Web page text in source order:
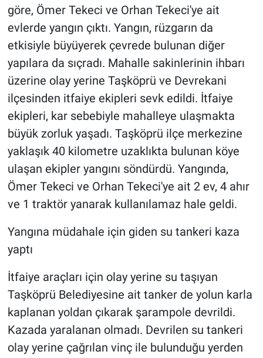
göre, Ömer Tekeci ve Orhan Tekeci'ye ait
evlerde yangın çıktı. Yangın, rüzgarın da
etkisiyle büyüyerek çevrede bulunan diğer
yapılara da sıçradı. Mahalle sakinlerinin ihbarı
üzerine olay yerine Taşköprü ve Devrekani
ilçesinden itfaiye ekipleri sevk edildi. İtfaiye
ekipleri, kar sebebiyle mahalleye ulaşmakta
büyük zorluk yaşadı. Taşköprü ilçe merkezine
yaklaşık 40 kilometre uzaklıkta bulunan köye
ulaşan ekipler yangını söndürdü. Yangında,
Ömer Tekeci ve Orhan Tekeci'ye ait 2 ev, 4 ahır
ve 1 traktör yanarak kullanılamaz hale geldi.
Yangına müdahale için giden su tankeri kaza
yaptı
İtfaiye araçları için olay yerine su taşıyan
Taşköprü Belediyesine ait tanker de yolun karla
kaplanan yoldan çıkarak şarampole devrildi.
Kazada yaralanan olmadı. Devrilen su tankeri
olay yerine çağrılan vinç ile bulunduğu yerden